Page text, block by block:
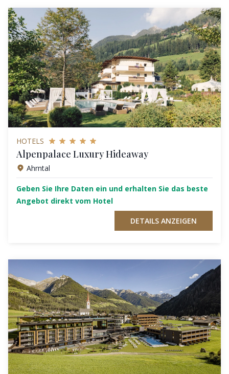
HOTELS
Alpenpalace Luxury Hideaway
Ahrntal
Geben Sie Ihre Daten ein und erhalten Sie das beste
Angebot direkt vom Hotel
DETAILS ANZEIGEN